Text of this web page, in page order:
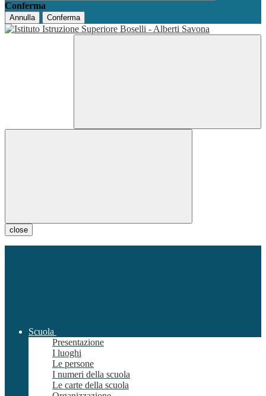
Conferma
Annulla Conferma
close
Scuola
Presentazione
I luoghi
Le persone
I numeri della scuola
Le carte della scuola